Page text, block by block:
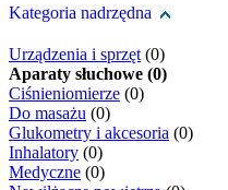
Kategoria nadrzędna
Urządzenia i sprzęt (0)
Aparaty słuchowe (0)
Ciśnieniomierze (0)
Do masażu (0)
Glukometry i akcesoria (0)
Inhalatory (0)
Medyczne (0)